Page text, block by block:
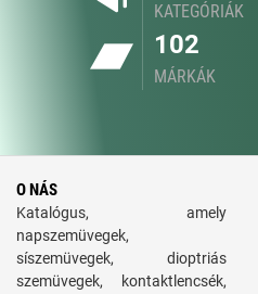
KATEGÓRIÁK
102
MÁRKÁK
O NÁS
Katalógus, amely
napszemüvegek,
síszemüvegek, dioptriás
szemüvegek, kontaktlencsék,